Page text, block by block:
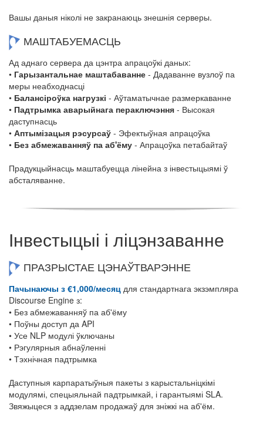
Вашы даныя ніколі не закранаюць знешнія серверы.
МАШТАБУЕМАСЦЬ
Ад аднаго сервера да цэнтра апрацоўкі даных:
• Гарызантальнае маштабаванне - Дадаванне вузлоў па
меры неабходнасці
• Балансіроўка нагрузкі - Аўтаматычнае размеркаванне
• Падтрымка аварыйнага пераключэння - Высокая
даступнасць
• Аптымізацыя рэсурсаў - Эфектыўная апрацоўка
• Без абмежаванняў па аб'ёму - Апрацоўка петабайтаў
Прадукцыйнасць маштабуецца лінейна з інвестыцыямі ў
абсталяванне.
Інвестыцыі і ліцэнзаванне
ПРАЗРЫСТАЕ ЦЭНАЎТВАРЭННЕ
Пачынаючы з €1,000/месяц для стандартнага экзэмпляра
Discourse Engine з:
• Без абмежаванняў па аб'ёму
• Поўны доступ да API
• Усе NLP модулі ўключаны
• Рэгулярныя абнаўленні
• Тэхнічная падтрымка
Даступныя карпаратыўныя пакеты з карыстальніцкімі
модулямі, спецыяльнай падтрымкай, і гарантыямі SLA.
Звяжыцеся з аддзелам продажаў для зніжкі на аб'ём.